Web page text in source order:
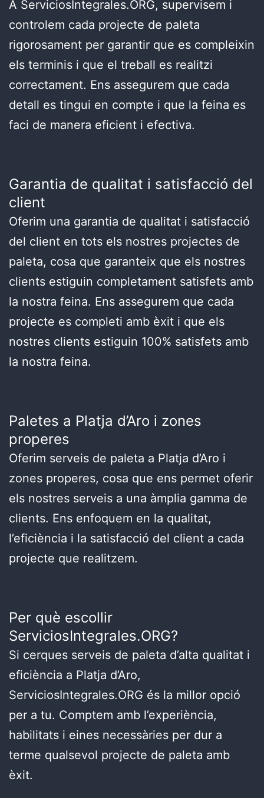
A ServiciosIntegrales.ORG, supervisem i
controlem cada projecte de paleta
rigorosament per garantir que es compleixin
els terminis i que el treball es realitzi
correctament. Ens assegurem que cada
detall es tingui en compte i que la feina es
faci de manera eficient i efectiva.
Garantia de qualitat i satisfacció del
client
Oferim una garantia de qualitat i satisfacció
del client en tots els nostres projectes de
paleta, cosa que garanteix que els nostres
clients estiguin completament satisfets amb
la nostra feina. Ens assegurem que cada
projecte es completi amb èxit i que els
nostres clients estiguin 100% satisfets amb
la nostra feina.
Paletes a Platja d’Aro i zones
properes
Oferim serveis de paleta a Platja d’Aro i
zones properes, cosa que ens permet oferir
els nostres serveis a una àmplia gamma de
clients. Ens enfoquem en la qualitat,
l’eficiència i la satisfacció del client a cada
projecte que realitzem.
Per què escollir
ServiciosIntegrales.ORG?
Si cerques serveis de paleta d’alta qualitat i
eficiència a Platja d’Aro,
ServiciosIntegrales.ORG és la millor opció
per a tu. Comptem amb l’experiència,
habilitats i eines necessàries per dur a
terme qualsevol projecte de paleta amb
èxit.